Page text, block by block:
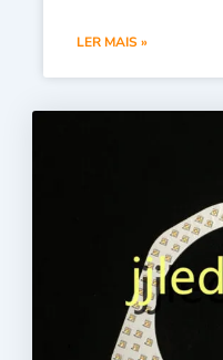
LER MAIS »